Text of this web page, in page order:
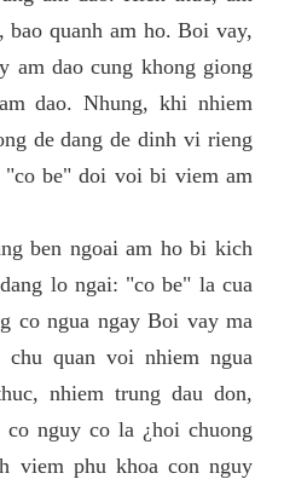
bao quanh am ho. Boi vay,
am dao cung khong giong
dao. Nhung, khi nhiem
de dang de dinh vi rieng
"co be" doi voi bi viem am
ben ngoai am ho bi kich
lo ngai: "co be" la cua
co ngua ngay Boi vay ma
chu quan voi nhiem ngua
nhiem trung dau don,
nguy co la ¿hoi chuong
viem phu khoa con nguy